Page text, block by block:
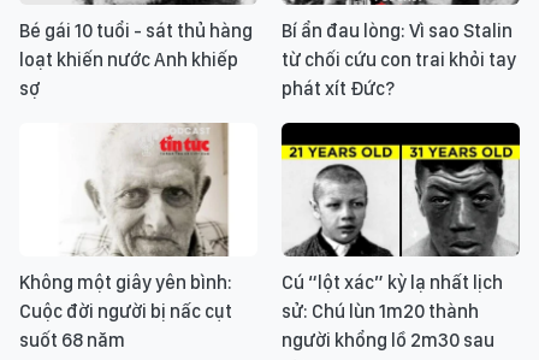
Bé gái 10 tuổi - sát thủ hàng
loạt khiến nước Anh khiếp
sợ
Bí ẩn đau lòng: Vì sao Stalin
từ chối cứu con trai khỏi tay
phát xít Đức?
Không một giây yên bình:
Cuộc đời người bị nấc cụt
suốt 68 năm
Cú “lột xác” kỳ lạ nhất lịch
sử: Chú lùn 1m20 thành
người khổng lồ 2m30 sau